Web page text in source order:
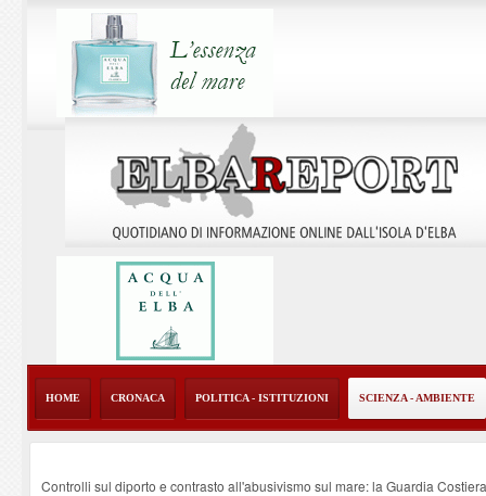
HOME CRONACA POLITICA - ISTITUZIONI SCIENZA - AMBIENTE
Controlli sul diporto e contrasto all'abusivismo sul mare: la Guardia